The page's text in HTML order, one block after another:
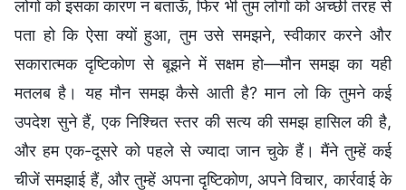
लोगों को इसका कारण न बताऊँ, फिर भी तुम लोगों को अच्छी तरह से
पता हो कि ऐसा क्यों हुआ, तुम उसे समझने, स्वीकार करने और
सकारात्मक दृष्टिकोण से बूझने में सक्षम हो—मौन समझ का यही
मतलब है। यह मौन समझ कैसे आती है? मान लो कि तुमने कई
उपदेश सुने हैं, एक निश्चित स्तर की सत्य की समझ हासिल की है,
और हम एक-दूसरे को पहले से ज्यादा जान चुके हैं। मैंने तुम्हें कई
चीजें समझाई हैं, और तुम्हें अपना दृष्टिकोण, अपने विचार, कार्रवाई के